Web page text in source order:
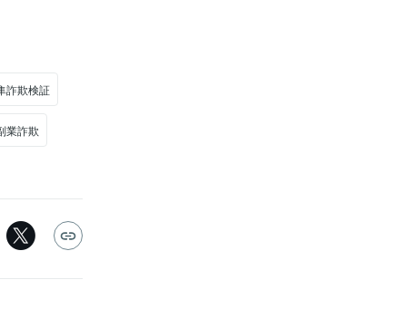
詐欺検証
業詐欺